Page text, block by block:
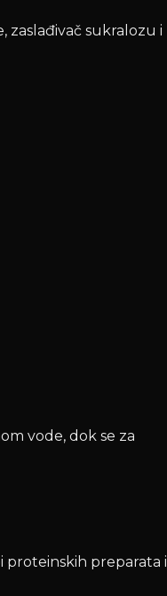
zaslađivač sukralozu i
vode, dok se za
proteinskih preparata i